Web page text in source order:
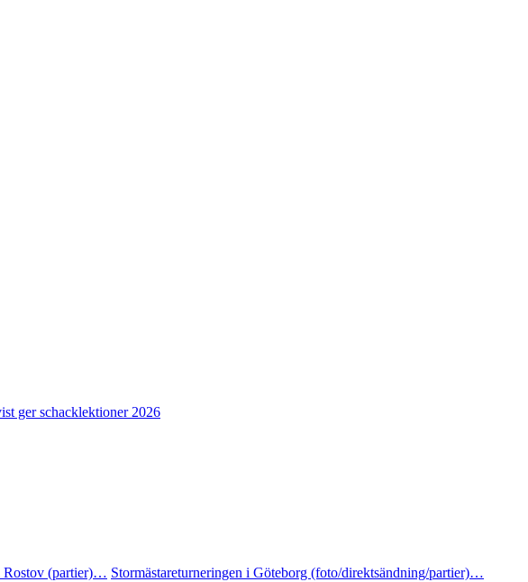
ger schacklektioner 2026
Rostov (partier)… Stormästareturneringen i Göteborg (foto/direktsändning/partier)…